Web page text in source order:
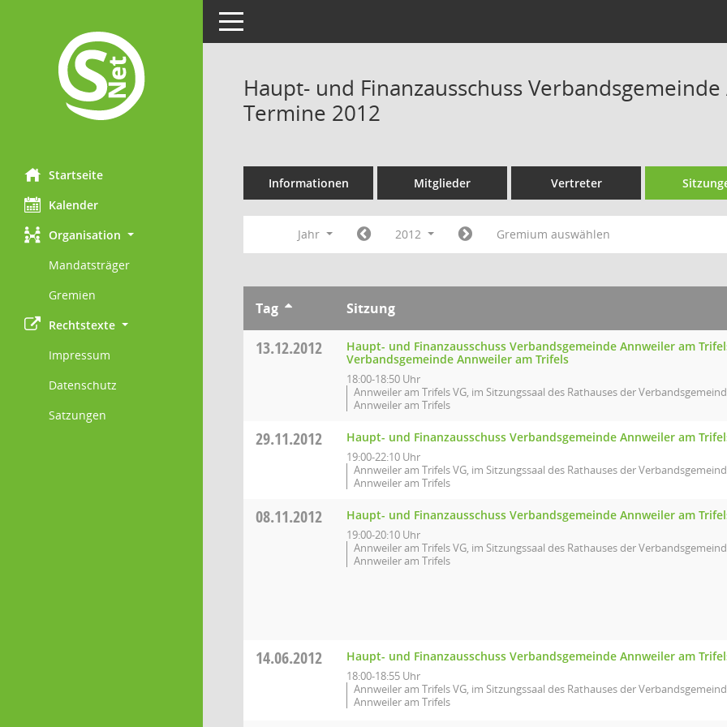
Startseite
Kalender
Organisation
Mandatsträger
Gremien
Rechtstexte
Impressum
Datenschutz
Satzungen
Toggle navigation
Haupt- und Finanzausschuss
Termine 2012
Informationen Mitglieder Vertreter
Jahr 2012 Gremium auswählen
Tag Sitzung
13.12.2012
Haupt- und Finanzausschuss Verbandsgemeinde Annweiler am
Verbandsgemeinde Annweiler am Trifels
18:00-18:50 Uhr
Annweiler am Trifels VG, im Sitzungssaal des Rathauses der
Annweiler am Trifels
29.11.2012 Haupt- und Finanzausschuss Verbandsgemeinde Annweiler am
19:00-22:10 Uhr
Annweiler am Trifels VG, im Sitzungssaal des Rathauses der
Annweiler am Trifels
08.11.2012 Haupt- und Finanzausschuss Verbandsgemeinde Annweiler am
19:00-20:10 Uhr
Annweiler am Trifels VG, im Sitzungssaal des Rathauses der
Annweiler am Trifels
14.06.2012 Haupt- und Finanzausschuss Verbandsgemeinde Annweiler am
18:00-18:55 Uhr
Annweiler am Trifels VG, im Sitzungssaal des Rathauses der
Annweiler am Trifels